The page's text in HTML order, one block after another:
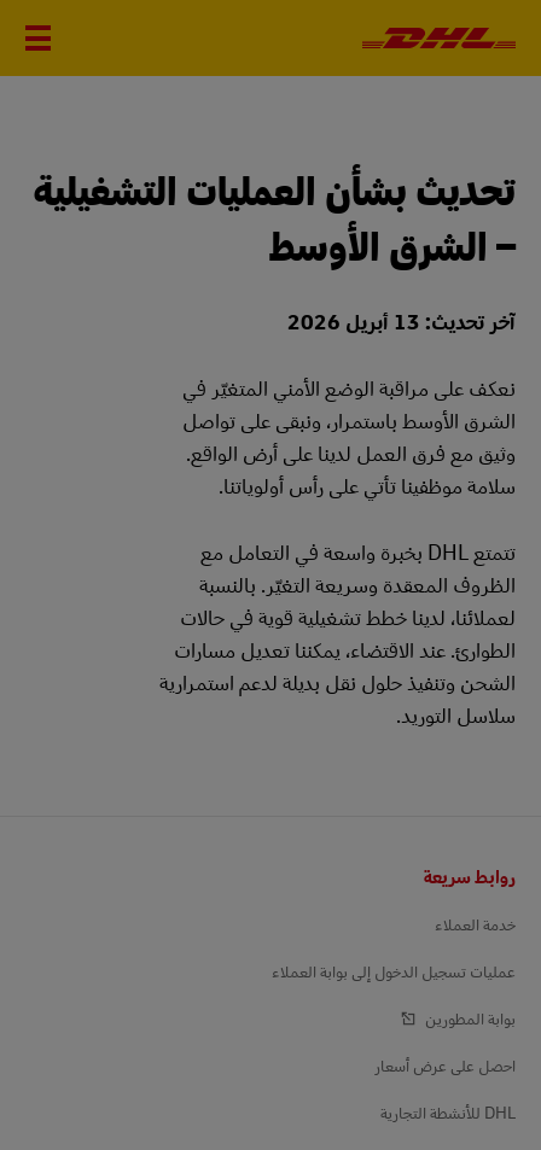
تحديث بشأن العمليات التشغيلية
– الشرق الأوسط
آخر تحديث: 13 أبريل 2026
نعكف على مراقبة الوضع الأمني المتغيّر في
الشرق الأوسط باستمرار، ونبقى على تواصل
وثيق مع فرق العمل لدينا على أرض الواقع.
سلامة موظفينا تأتي على رأس أولوياتنا.
تتمتع DHL بخبرة واسعة في التعامل مع
الظروف المعقدة وسريعة التغيّر. بالنسبة
لعملائنا، لدينا خطط تشغيلية قوية في حالات
الطوارئ. عند الاقتضاء، يمكننا تعديل مسارات
الشحن وتنفيذ حلول نقل بديلة لدعم استمرارية
سلاسل التوريد.
روابط سريعة
خدمة العملاء
عمليات تسجيل الدخول إلى بوابة العملاء
بوابة المطورين
احصل على عرض أسعار
DHL للأنشطة التجارية